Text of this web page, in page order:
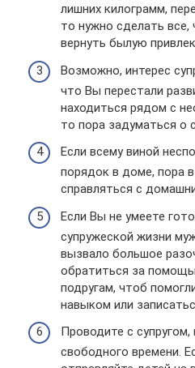
лишних килограмм,
то нужно сделать все,
вернуть былую
Возможно, интерес
что Вы перестали
находиться рядом с
то пора задуматься о
Если всему виной
порядок в доме, пора
справляться с
Если Вы не умеете
супружеской жизни
вызвало большое
обратиться за
подругам, чтоб
навыком или
Проводите с
свободного времени.